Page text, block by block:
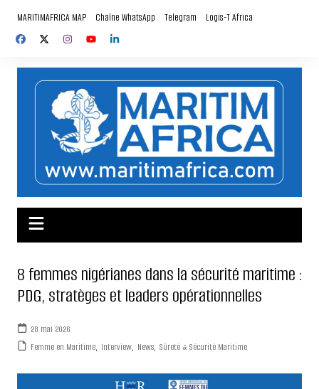
contenu
MARITIMAFRICA MAP Chaîne WhatsApp Telegram Logis-T Africa
8 femmes nigérianes dans la sécurité maritime :
PDG, stratèges et leaders opérationnelles
28 mai 2026
Femme en Maritime, Interview, News, Sûreté & Sécurité Maritime